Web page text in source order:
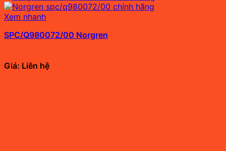
Xem nhanh
SPC/Q980072/00 Norgren
Giá: Liên hệ